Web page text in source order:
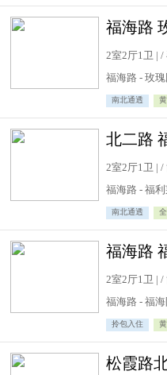
福海路
2室2厅1卫 | /
福海路 - 玫瑰
南北通透
北二路
2室2厅1卫 | /
福海路 - 福
南北通透
2室2厅1卫 | /
福海路 - 福
拎包入住